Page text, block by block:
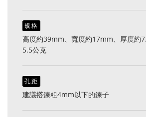
規格
高度約39mm、寬度約17mm、厚度約
5.5公克
孔距
建議搭鍊粗4mm以下的鍊子